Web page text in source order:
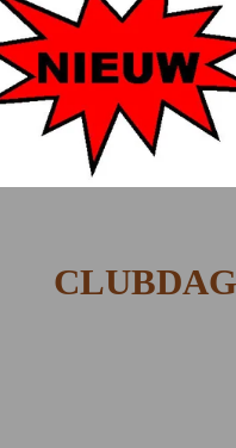
CLUBDAG